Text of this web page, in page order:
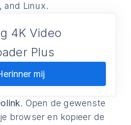
and Linux.
4K Video
Plus
mij
. Open de gewenste
browser en kopieer de